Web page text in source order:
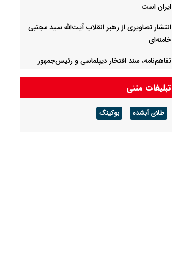
ایران است
انتشار تصاویری از رهبر انقلاب آیت‌الله سید مجتبی
خامنه‌ای
تفاهم‌نامه، سند افتخار دیپلماسی و رئیس‌جمهور
تکلیف پرونده کرسنت مشخص شد؟
سخنگوی قوه قضاییه به خبرنگاران در روز خبرنگار
تبلیغات متنی
طلای آبشده بوکینگ